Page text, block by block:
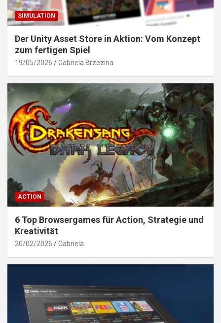
SIMULATION
Der Unity Asset Store in Aktion: Vom Konzept
zum fertigen Spiel
19/05/2026 Gabriela Brzezina
ACTION
6 Top Browsergames für Action, Strategie und
Kreativität
20/02/2026 Gabriela